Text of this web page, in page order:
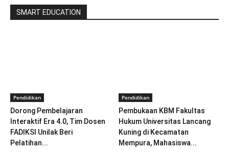
SMART EDUCATION
Pendidikan
Dorong Pembelajaran
Interaktif Era 4.0, Tim Dosen
FADIKSI Unilak Beri
Pelatihan...
Pendidikan
Pembukaan KBM Fakultas
Hukum Universitas Lancang
Kuning di Kecamatan
Mempura, Mahasiswa...